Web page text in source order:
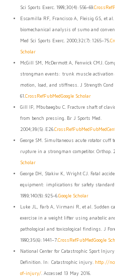
Sci Sports Exerc. 1998;30(4):556–69.CrossRef
Escamilla RF, Francisco A, Fleisig GS, et
biomechanical analysis of sumo and
Med Sci Sports Exerc. 2000;32(7):1265–75.
Scholar
McGill SM, McDermott A, Fenwick CMJ.
strongman events: trunk muscle
motion, load, and stiffness. J Strength Cond
61.CrossRefPubMedGoogle Scholar
Gill IP, Mbubaegbu C. Fracture shaft of
from bench pressing. Br J Sports Med.
2004;38(5):E26.CrossRefPubMed
George SM. Simultaneous acute rotator cuff
rupture in a strongman competitor. Orthop.
Scholar
George DH, Stakiw K, Wright CJ. Fatal
equipment: implications for safety
1989;140(8):925–6.Google Scholar
Luke JL, Farb A, Virmani R, et al. Sudden
exercise in a weight lifter using anabolic
pathological and toxicological findings. J
1990;35(6):1441–7.CrossRefPubMedGoogle
National Center for Catastrophic Sport Injury
Definition. In: Catastrophic injury. http://
of-injury/. Accessed 13 May 2016.